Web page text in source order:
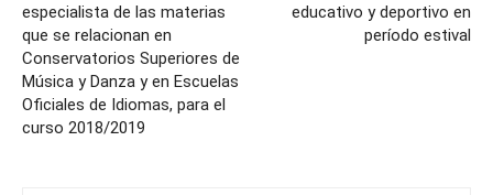
especialista de las materias
que se relacionan en
Conservatorios Superiores de
Música y Danza y en Escuelas
Oficiales de Idiomas, para el
curso 2018/2019
educativo y deportivo en
período estival